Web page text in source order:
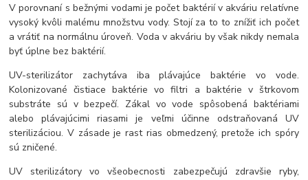
V porovnaní s bežnými vodami je počet baktérií v akváriu relatívne
vysoký kvôli malému množstvu vody. Stojí za to to znížiť ich počet
a vrátiť na normálnu úroveň. Voda v akváriu by však nikdy nemala
byť úplne bez baktérií.
UV-sterilizátor zachytáva iba plávajúce baktérie vo vode.
Kolonizované čistiace baktérie vo filtri a baktérie v štrkovom
substráte sú v bezpečí. Zákal vo vode spôsobená baktériami
alebo plávajúcimi riasami je veľmi účinne odstraňovaná UV
sterilizáciou. V zásade je rast rias obmedzený, pretože ich spóry
sú zničené.
UV sterilizátory vo všeobecnosti zabezpečujú zdravšie ryby,